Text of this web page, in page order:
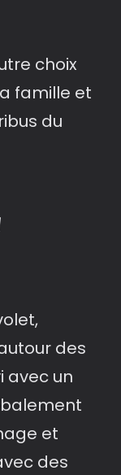
choix
famille et
du
des
avec un
et
des